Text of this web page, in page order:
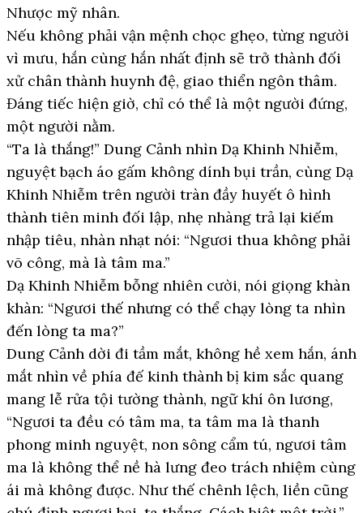
Nhược mỹ nhân.
Nếu không phải vận mệnh chọc ghẹo, từng người
vì mưu, hắn cùng hắn nhất định sẽ trở thành đối
xử chân thành huynh đệ, giao thiển ngôn thâm.
Đáng tiếc hiện giờ, chỉ có thể là một người đứng,
một người nằm.
“Ta là thắng!” Dung Cảnh nhìn Dạ Khinh Nhiễm,
nguyệt bạch áo gấm không dính bụi trần, cùng Dạ
Khinh Nhiễm trên người tràn đầy huyết ô hình
thành tiên minh đối lập, nhẹ nhàng trả lại kiếm
nhập tiêu, nhàn nhạt nói: “Ngươi thua không phải
võ công, mà là tâm ma.”
Dạ Khinh Nhiễm bỗng nhiên cười, nói giọng khàn
khàn: “Ngươi thế nhưng có thể chạy lòng ta nhìn
đến lòng ta ma?”
Dung Cảnh dời đi tầm mắt, không hề xem hắn, ánh
mắt nhìn về phía đế kinh thành bị kim sắc quang
mang lễ rửa tội tường thành, ngữ khí ôn lương,
“Ngươi ta đều có tâm ma, ta tâm ma là thanh
phong minh nguyệt, non sông cẩm tú, ngươi tâm
ma là không thể nề hà lưng đeo trách nhiệm cùng
ái mà không được. Như thế chênh lệch, liền cũng